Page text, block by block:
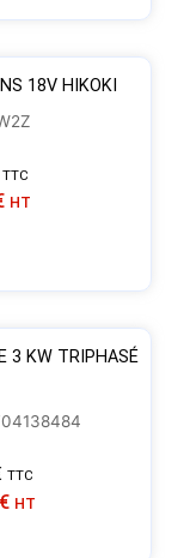
18V HIKOKI
TTC
HT
3 KW TRIPHASÉ
TTC
€ HT